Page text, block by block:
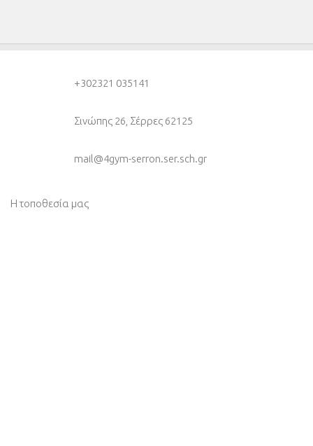
+302321 035141
Σινώπης 26, Σέρρες 62125
mail@4gym-serron.ser.sch.gr
Η τοποθεσία μας